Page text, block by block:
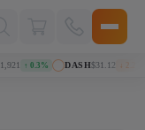
↑ 0.3% DASH$31.12 ↓ 2.2%